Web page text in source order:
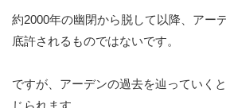
約2000年の幽閉から脱して以降、アー
底許されるものではないです。
ですが、アーデンの過去を辿っていく
じられます。